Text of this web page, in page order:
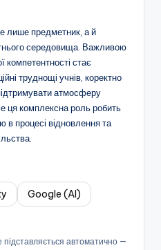
лише предметник, а й
середовища. Важливою
компетентності стає
труднощі учнів, коректно
атмосферу
ця комплексна роль робить
процесі відновлення та
Google (AI)
підставляється автоматично —